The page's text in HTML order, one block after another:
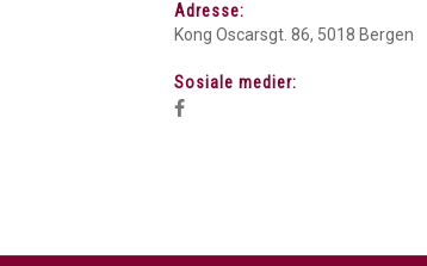
Adresse:
Kong Oscarsgt. 86, 5018 Bergen
Sosiale medier: